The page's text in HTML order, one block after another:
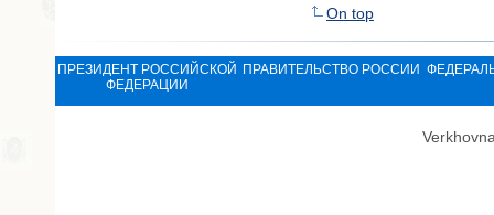
On top
ПРЕЗИДЕНТ РОССИЙСКОЙ
ФЕДЕРАЦИИ
ПРАВИТЕЛЬСТВО РОССИИ